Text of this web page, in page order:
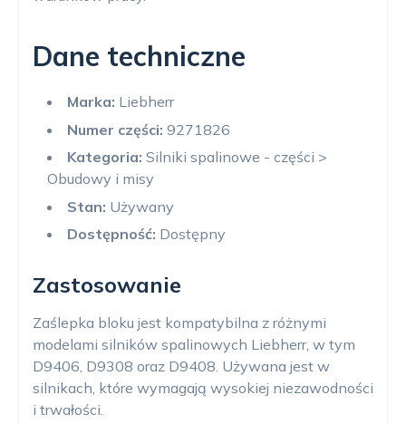
Dane techniczne
Marka: Liebherr
Numer części: 9271826
Kategoria: Silniki spalinowe - części >
Obudowy i misy
Stan: Używany
Dostępność: Dostępny
Zastosowanie
Zaślepka bloku jest kompatybilna z różnymi
modelami silników spalinowych Liebherr, w tym
D9406, D9308 oraz D9408. Używana jest w
silnikach, które wymagają wysokiej niezawodności
i trwałości.